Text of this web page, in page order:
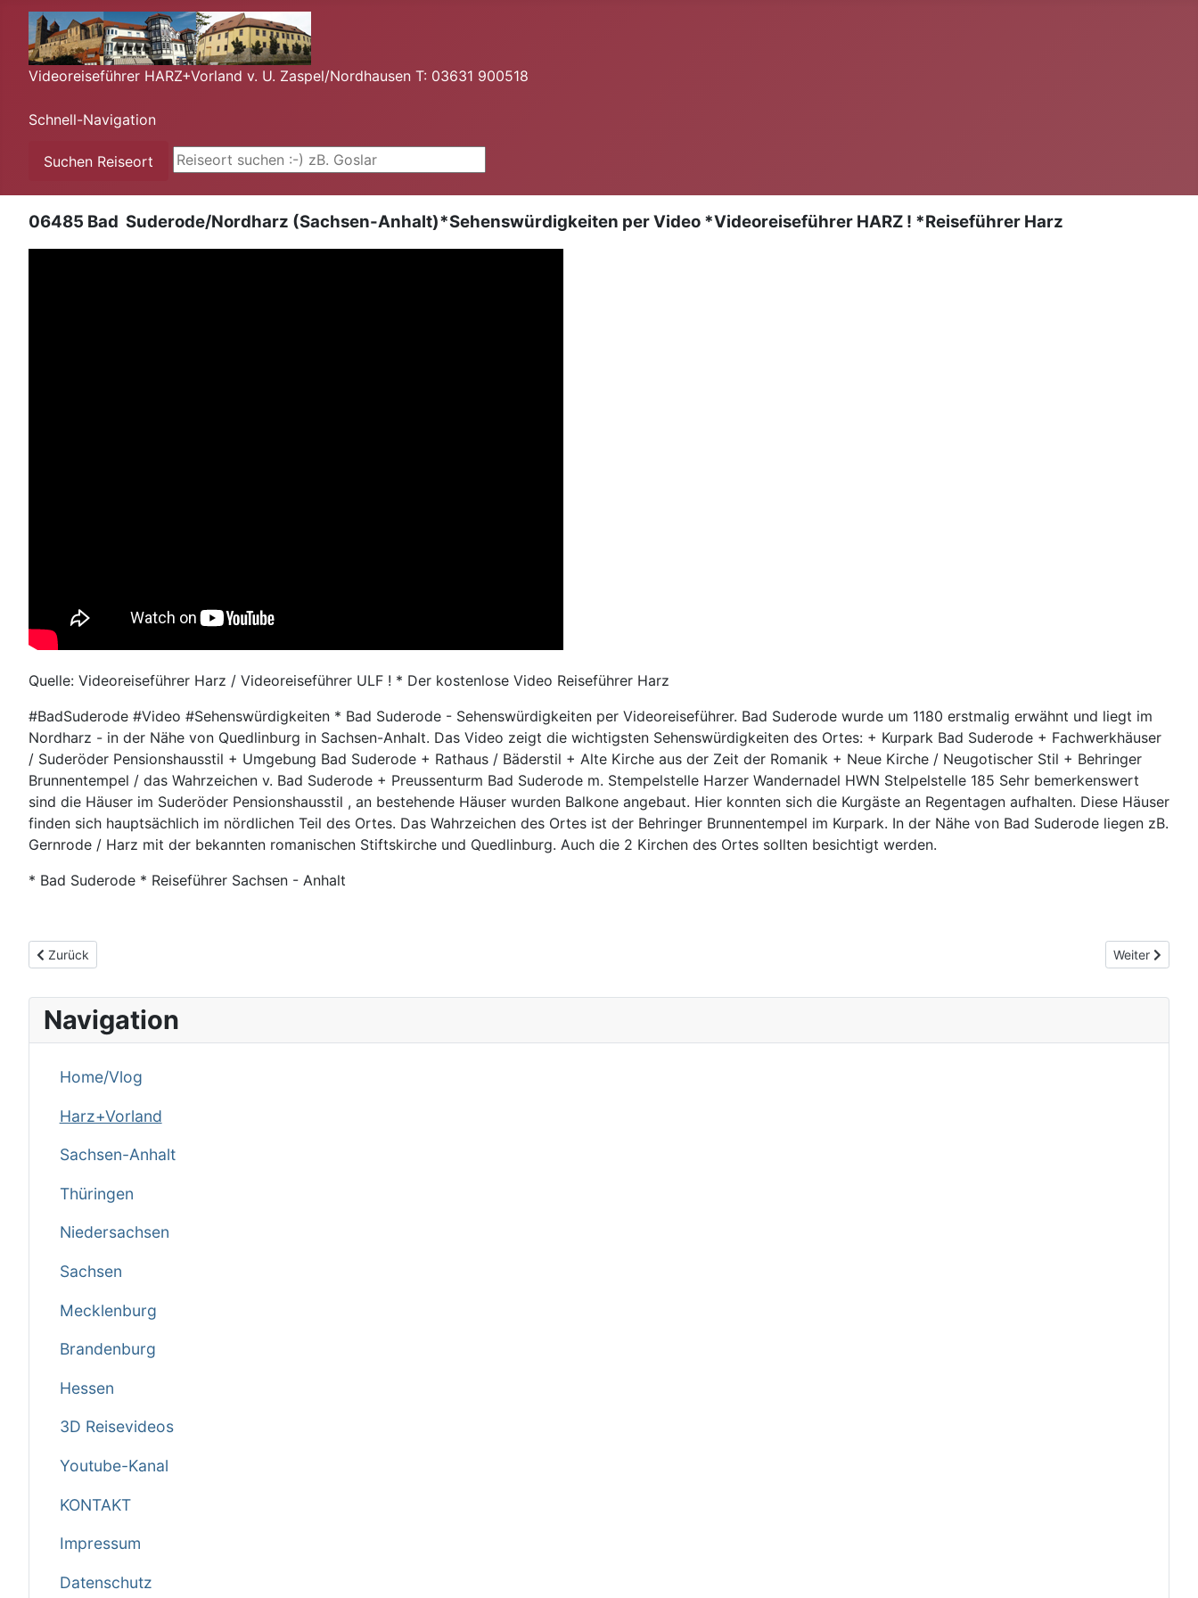
Videoreiseführer HARZ+Vorland v. U. Zaspel/Nordhausen T: 03631 900518
Schnell-Navigation
Suchen Reiseort
Suchen ...
Navigation
Home/Vlog
Harz+Vorland
Sachsen-Anhalt
Thüringen
Niedersachsen
Sachsen
Mecklenburg
Brandenburg
Hessen
3D Reisevideos
Youtube-Kanal
KONTAKT
Impressum
Datenschutz
06485 Bad Suderode/Nordharz (Sachsen-Anhalt)*Sehenswürdigkeiten per Video *Videoreiseführer HARZ ! *Reiseführer Harz
Quelle: Videoreiseführer Harz / Videoreiseführer ULF ! * Der kostenlose Video Reiseführer Harz
#BadSuderode #Video #Sehenswürdigkeiten * Bad Suderode - Sehenswürdigkeiten per Videoreiseführer. Bad Suderode wurde um 1180 erstmalig erwähnt und liegt im
Nordharz - in der Nähe von Quedlinburg in Sachsen-Anhalt. Das Video zeigt die wichtigsten Sehenswürdigkeiten des Ortes: + Kurpark Bad Suderode + Fachwerkhäuser
/ Suderöder Pensionshausstil + Umgebung Bad Suderode + Rathaus / Bäderstil + Alte Kirche aus der Zeit der Romanik + Neue Kirche / Neugotischer Stil + Behringer
Brunnentempel / das Wahrzeichen v. Bad Suderode + Preussenturm Bad Suderode m. Stempelstelle Harzer Wandernadel HWN Stelpelstelle 185 Sehr bemerkenswert
sind die Häuser im Suderöder Pensionshausstil , an bestehende Häuser wurden Balkone angebaut. Hier konnten sich die Kurgäste an Regentagen aufhalten. Diese Häuser
finden sich hauptsächlich im nördlichen Teil des Ortes. Das Wahrzeichen des Ortes ist der Behringer Brunnentempel im Kurpark. In der Nähe von Bad Suderode liegen zB.
Gernrode / Harz mit der bekannten romanischen Stiftskirche und Quedlinburg. Auch die 2 Kirchen des Ortes sollten besichtigt werden.
* Bad Suderode * Reiseführer Sachsen - Anhalt
Vorheriger Beitrag: Goldene Aue Sage
Zurück Nächster
Weiter